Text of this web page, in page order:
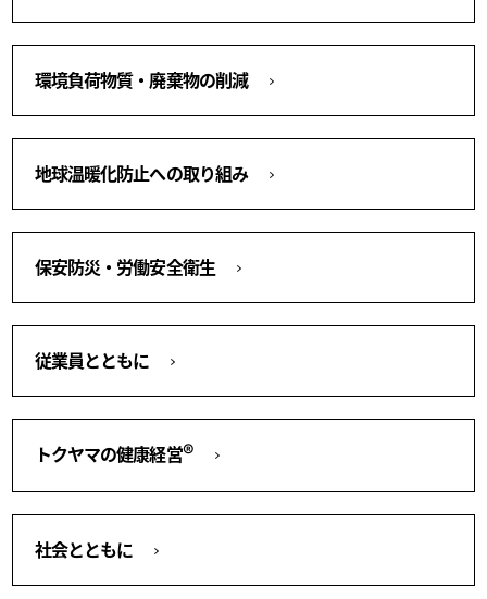
環境負荷物質・廃棄物の削減
地球温暖化防止への取り組み
保安防災・労働安全衛生
従業員とともに
トクヤマの健康経営®
社会とともに